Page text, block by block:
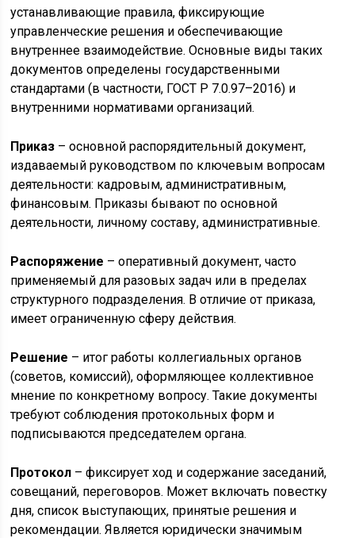
устанавливающие правила, фиксирующие
управленческие решения и обеспечивающие
внутреннее взаимодействие. Основные виды таких
документов определены государственными
стандартами (в частности, ГОСТ Р 7.0.97–2016) и
внутренними нормативами организаций.
Приказ – основной распорядительный документ,
издаваемый руководством по ключевым вопросам
деятельности: кадровым, административным,
финансовым. Приказы бывают по основной
деятельности, личному составу, административные.
Распоряжение – оперативный документ, часто
применяемый для разовых задач или в пределах
структурного подразделения. В отличие от приказа,
имеет ограниченную сферу действия.
Решение – итог работы коллегиальных органов
(советов, комиссий), оформляющее коллективное
мнение по конкретному вопросу. Такие документы
требуют соблюдения протокольных форм и
подписываются председателем органа.
Протокол – фиксирует ход и содержание заседаний,
совещаний, переговоров. Может включать повестку
дня, список выступающих, принятые решения и
рекомендации. Является юридически значимым